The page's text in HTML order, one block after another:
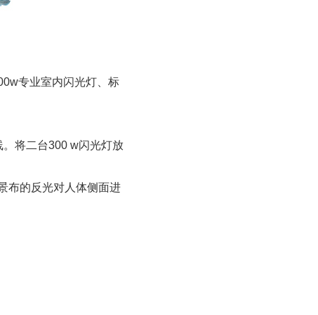
专业室内闪光灯、 标
将二台300 w闪光灯放
布的反光对人体侧面进